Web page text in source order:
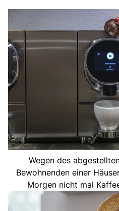
Wegen des
Bewohnenden einer
Morgen nicht mal